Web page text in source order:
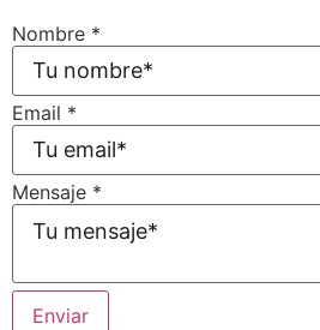
Nombre *
Email *
Email
Mensaje
Nombre
Mensaje *
Enviar